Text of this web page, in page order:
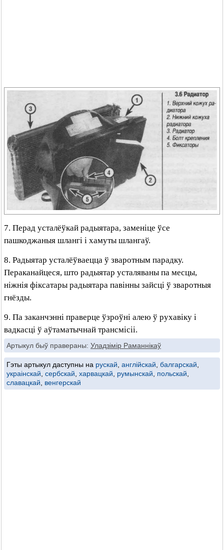
7. Перад усталёўкай радыятара, заменіце ўсе
пашкоджаныя шлангі і хамуты шлангаў.
8. Радыятар усталёўваецца ў зваротным парадку.
Пераканайцеся, што радыятар усталяваны па месцы,
ніжнія фіксатары радыятара павінны зайсці ў зваротныя
гнёзды.
9. Па заканчэнні праверце ўзроўні алею ў рухавіку і
вадкасці ў аўтаматычнай трансмісіі.
Артыкул быў правераны: Уладзімір Раманнікаў
Гэты артыкул даступны на рускай, англійскай, балгарскай,
украінскай, сербскай, харвацкай, румынскай, польскай,
славацкай, венгерскай